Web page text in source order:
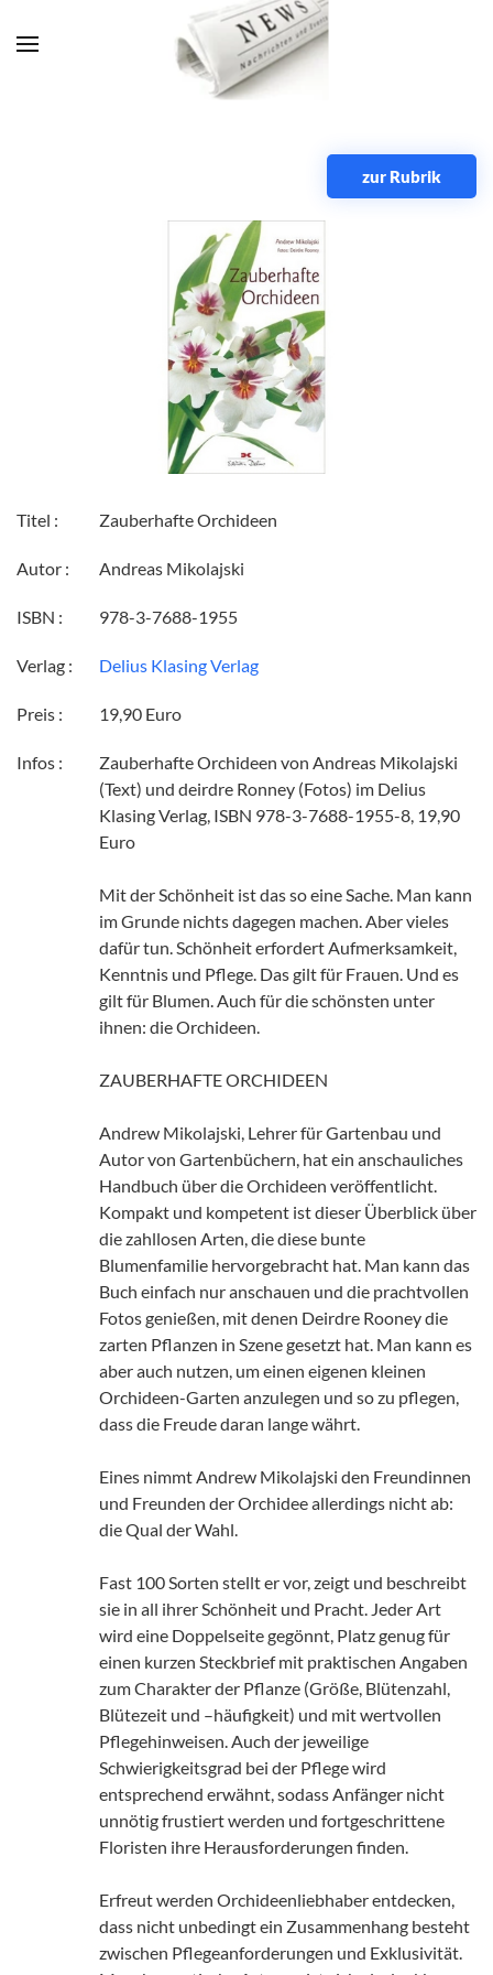
Zum Hauptinhalt springen
zur Rubrik
Titel : Zauberhafte Orchideen
Autor : Andreas Mikolajski
ISBN : 978-3-7688-1955
Verlag : Delius Klasing Verlag
Preis : 19,90 Euro
Infos :
Zauberhafte Orchideen von Andreas Mikolajski
(Text) und deirdre Ronney (Fotos) im Delius
Klasing Verlag, ISBN 978-3-7688-1955-8, 19,90
Euro
Mit der Schönheit ist das so eine Sache. Man kann
im Grunde nichts dagegen machen. Aber vieles
dafür tun. Schönheit erfordert Aufmerksamkeit,
Kenntnis und Pflege. Das gilt für Frauen. Und es
gilt für Blumen. Auch für die schönsten unter
ihnen: die Orchideen.
ZAUBERHAFTE ORCHIDEEN
Andrew Mikolajski, Lehrer für Gartenbau und
Autor von Gartenbüchern, hat ein anschauliches
Handbuch über die Orchideen veröffentlicht.
Kompakt und kompetent ist dieser Überblick über
die zahllosen Arten, die diese bunte
Blumenfamilie hervorgebracht hat. Man kann das
Buch einfach nur anschauen und die prachtvollen
Fotos genießen, mit denen Deirdre Rooney die
zarten Pflanzen in Szene gesetzt hat. Man kann es
aber auch nutzen, um einen eigenen kleinen
Orchideen-Garten anzulegen und so zu pflegen,
dass die Freude daran lange währt.
Eines nimmt Andrew Mikolajski den Freundinnen
und Freunden der Orchidee allerdings nicht ab:
die Qual der Wahl.
Fast 100 Sorten stellt er vor, zeigt und beschreibt
sie in all ihrer Schönheit und Pracht. Jeder Art
wird eine Doppelseite gegönnt, Platz genug für
einen kurzen Steckbrief mit praktischen Angaben
zum Charakter der Pflanze (Größe, Blütenzahl,
Blütezeit und –häufigkeit) und mit wertvollen
Pflegehinweisen. Auch der jeweilige
Schwierigkeitsgrad bei der Pflege wird
entsprechend erwähnt, sodass Anfänger nicht
unnötig frustiert werden und fortgeschrittene
Floristen ihre Herausforderungen finden.
Erfreut werden Orchideenliebhaber entdecken,
dass nicht unbedingt ein Zusammenhang besteht
zwischen Pflegeanforderungen und Exklusivität.